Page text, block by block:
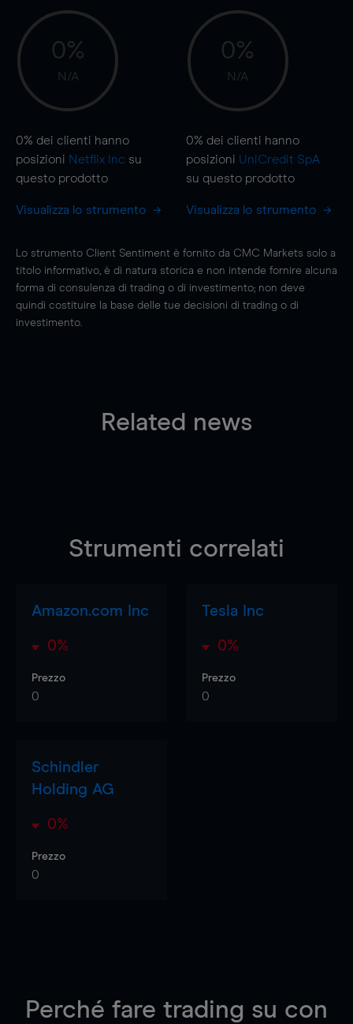
0%
N/A
0% dei clienti hanno
posizioni Netflix Inc su
questo prodotto
Visualizza lo strumento
0%
N/A
0% dei clienti hanno
posizioni UniCredit SpA
su questo prodotto
Visualizza lo strumento
Lo strumento Client Sentiment è fornito da CMC Markets solo a
titolo informativo, è di natura storica e non intende fornire alcuna
forma di consulenza di trading o di investimento; non deve
quindi costituire la base delle tue decisioni di trading o di
investimento.
Related news
Strumenti correlati
Amazon.com Inc
0%
Prezzo
0
Tesla Inc
0%
Prezzo
0
Schindler
Holding AG
0%
Prezzo
0
Perché fare trading su con